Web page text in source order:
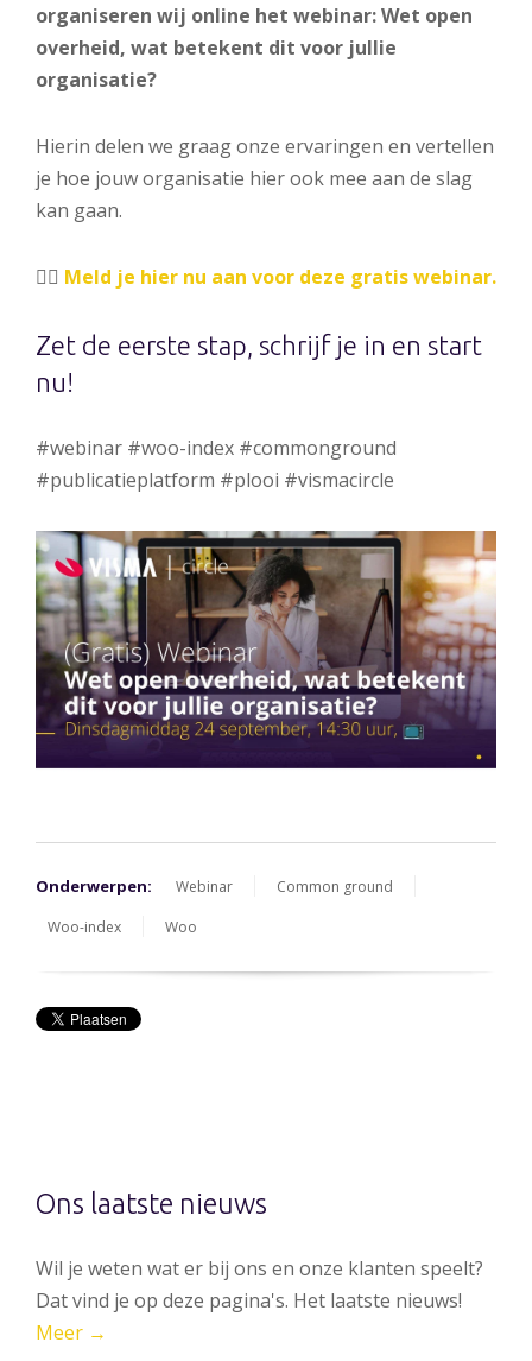
organiseren wij online het webinar: Wet open
overheid, wat betekent dit voor jullie
organisatie?
Hierin delen we graag onze ervaringen en vertellen
je hoe jouw organisatie hier ook mee aan de slag
kan gaan.
👉🏻 Meld je hier nu aan voor deze gratis webinar.
Zet de eerste stap, schrijf je in en start
nu!
#webinar #woo-index #commonground
#publicatieplatform #plooi #vismacircle
Onderwerpen: Webinar
Common ground
Woo-index
Woo
Ons laatste nieuws
Wil je weten wat er bij ons en onze klanten speelt?
Dat vind je op deze pagina's. Het laatste nieuws!
Meer →